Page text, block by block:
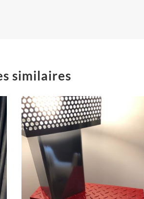
similaires
« Goofy & Regular »